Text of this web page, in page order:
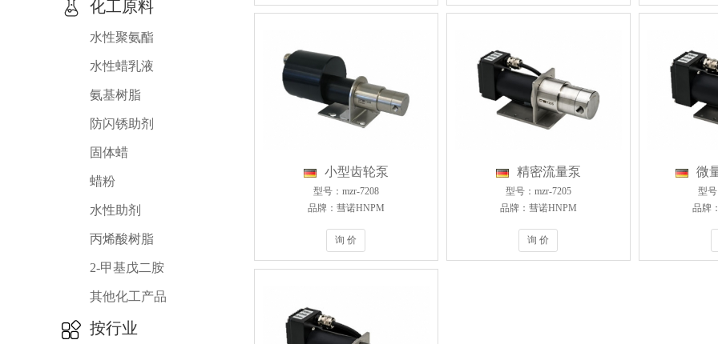
化工原料
水性聚氨酯
水性蜡乳液
氨基树脂
防闪锈助剂
固体蜡
蜡粉
水性助剂
丙烯酸树脂
2-甲基戊二胺
其他化工产品
按行业
小型齿轮泵
型号：mzr-7208
品牌：彗诺HNPM
询 价
精密流量泵
型号：mzr-7205
品牌：彗诺HNPM
询 价
微
型
品牌